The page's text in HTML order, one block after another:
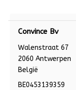
Convince Bv
Walenstraat 67
2060 Antwerpen
België
BE0453139359